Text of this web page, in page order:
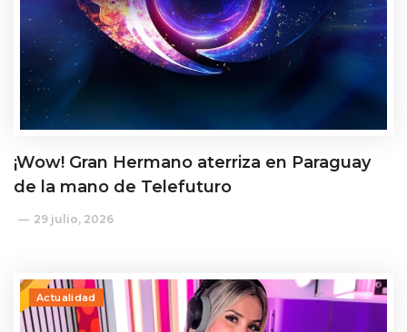
¡Wow! Gran Hermano aterriza en Paraguay
de la mano de Telefuturo
29 julio, 2026
Actualidad